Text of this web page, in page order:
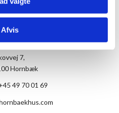
Afvis
7,
Hornbæk
49 70 01 69